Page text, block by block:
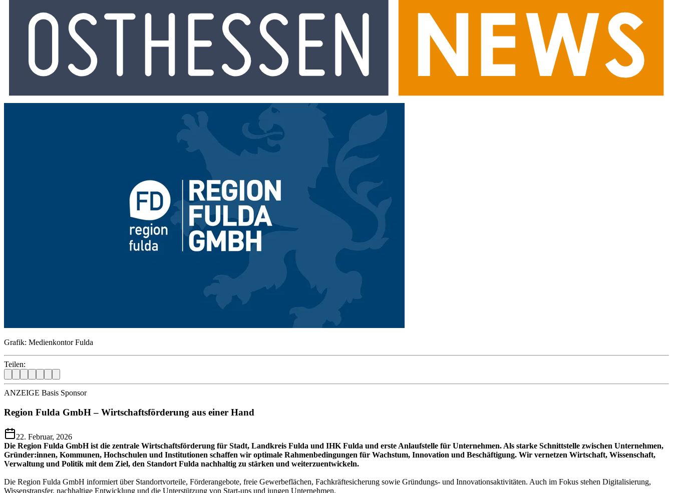
Grafik: Medienkontor Fulda
Teilen:
ANZEIGE Basis Sponsor
Region Fulda GmbH – Wirtschaftsförderung aus einer Hand
22. Februar, 2026
Die Region Fulda GmbH ist die zentrale Wirtschaftsförderung für Stadt, Landkreis Fulda und IHK Fulda und erste Anlaufstelle für Unternehmen. Als starke Schnittstelle zwischen Unternehmen,
Gründer:innen, Kommunen, Hochschulen und Institutionen schaffen wir optimale Rahmenbedingungen für Wachstum, Innovation und Beschäftigung. Wir vernetzen Wirtschaft, Wissenschaft,
Verwaltung und Politik mit dem Ziel, den Standort Fulda nachhaltig zu stärken und weiterzuentwickeln.
Die Region Fulda GmbH informiert über Standortvorteile, Förderangebote, freie Gewerbeflächen, Fachkräftesicherung sowie Gründungs- und Innovationsaktivitäten. Auch im Fokus stehen Digitalisierung,
Wissenstransfer, nachhaltige Entwicklung und die Unterstützung von Start-ups und jungen Unternehmen.